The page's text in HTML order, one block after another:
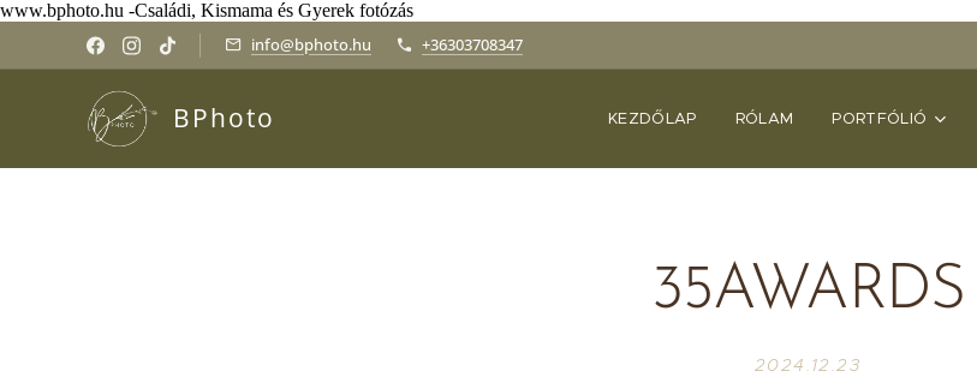
www.bphoto.hu -Családi, Kismama és Gyerek fotózás
info@bphoto.hu +36303708347
BPhoto KEZDŐLAP RÓLAM PORTFÓLIÓ
35AWARDS
2024.12.23